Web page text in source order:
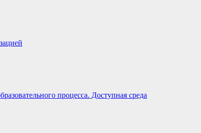
процесса. Доступная среда